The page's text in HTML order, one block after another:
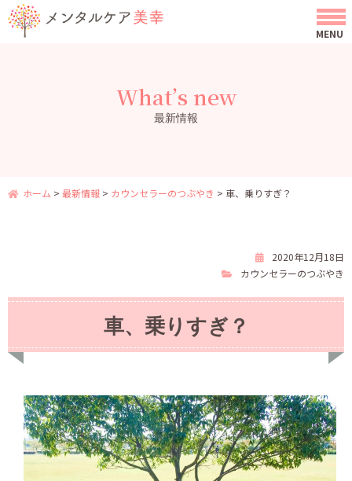
What’s new
最新情報
ホーム > 最新情報 > カウンセラーのつぶやき > 車、乗りすぎ？
2020年12月18日
カウンセラーのつぶやき
車、乗りすぎ？